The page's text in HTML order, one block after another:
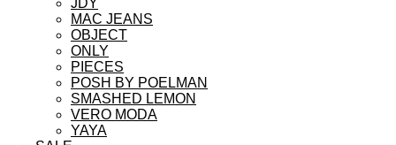
JDY
MAC JEANS
OBJECT
ONLY
PIECES
POSH BY POELMAN
SMASHED LEMON
VERO MODA
YAYA